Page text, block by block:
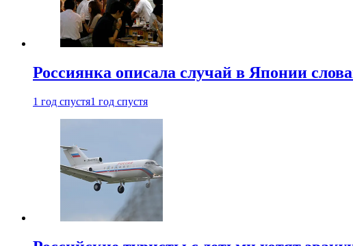
Россиянка описала случай в Японии
1 год спустя1 год спустя